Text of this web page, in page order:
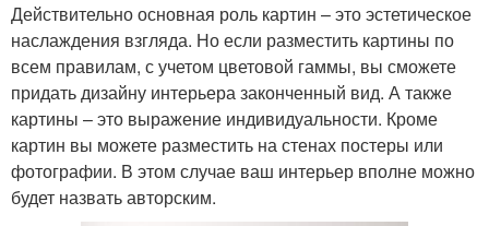
Действительно основная роль картин – это эстетическое
наслаждения взгляда. Но если разместить картины по
всем правилам, с учетом цветовой гаммы, вы сможете
придать дизайну интерьера законченный вид. А также
картины – это выражение индивидуальности. Кроме
картин вы можете разместить на стенах постеры или
фотографии. В этом случае ваш интерьер вполне можно
будет назвать авторским.